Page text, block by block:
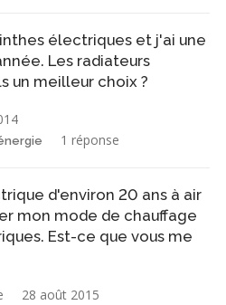
électriques et j'ai une
Les radiateurs
un meilleur choix ?
1 réponse
d'environ 20 ans à air
mon mode de chauffage
Est-ce que vous me
28 août 2015